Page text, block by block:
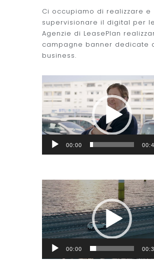
Ci occupiamo di realizzare e
supervisionare il digital per le
Agenzie di LeasePlan
campagne banner dedicate
business.
Player
00:00
Video
Player
00:00